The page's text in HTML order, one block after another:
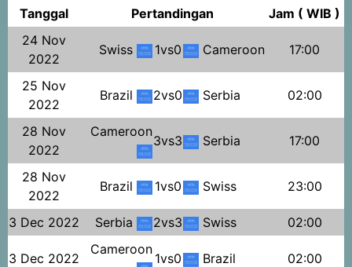
Tanggal Pertandingan
Jam ( WIB )
24 Nov
2022
Swiss 1vs0 Cameroon 17:00
25 Nov
2022
Brazil 2vs0 Serbia 02:00
28 Nov
2022
Cameroon
3vs3 Serbia 17:00
28 Nov
2022
Brazil 1vs0 Swiss 23:00
3 Dec 2022 Serbia 2vs3 Swiss 02:00
3 Dec 2022
Cameroon
1vs0 Brazil 02:00